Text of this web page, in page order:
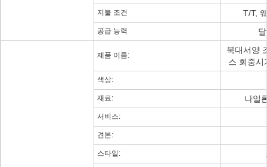
지불 조건 T/T,
공급 능력
제품 이름:
북대서양
스 회중시
색상:
재료: 나일
서비스:
견본:
스타일: